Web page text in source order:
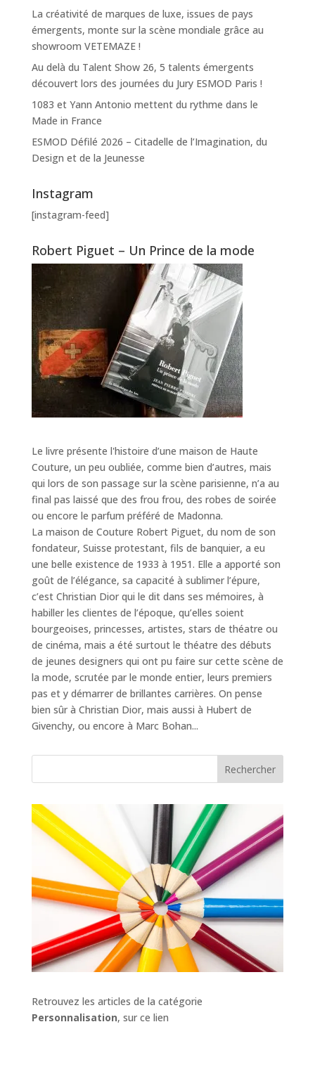
La créativité de marques de luxe, issues de pays
émergents, monte sur la scène mondiale grâce au
showroom VETEMAZE !
Au delà du Talent Show 26, 5 talents émergents
découvert lors des journées du Jury ESMOD Paris !
1083 et Yann Antonio mettent du rythme dans le
Made in France
ESMOD Défilé 2026 – Citadelle de l’Imagination, du
Design et de la Jeunesse
Instagram
[instagram-feed]
Robert Piguet – Un Prince de la mode
Le livre présente l'histoire d’une maison de Haute
Couture, un peu oubliée, comme bien d’autres, mais
qui lors de son passage sur la scène parisienne, n’a au
final pas laissé que des frou frou, des robes de soirée
ou encore le parfum préféré de Madonna.
La maison de Couture Robert Piguet, du nom de son
fondateur, Suisse protestant, fils de banquier, a eu
une belle existence de 1933 à 1951. Elle a apporté son
goût de l’élégance, sa capacité à sublimer l’épure,
c’est Christian Dior qui le dit dans ses mémoires, à
habiller les clientes de l’époque, qu’elles soient
bourgeoises, princesses, artistes, stars de théatre ou
de cinéma, mais a été surtout le théatre des débuts
de jeunes designers qui ont pu faire sur cette scène de
la mode, scrutée par le monde entier, leurs premiers
pas et y démarrer de brillantes carrières. On pense
bien sûr à Christian Dior, mais aussi à Hubert de
Givenchy, ou encore à Marc Bohan...
Rechercher
Retrouvez les articles de la catégorie
Personnalisation, sur ce lien